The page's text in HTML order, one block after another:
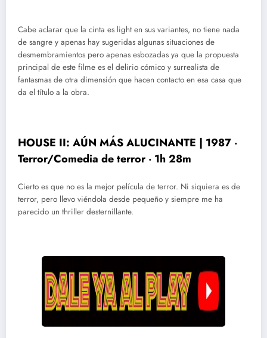
Cabe aclarar que la cinta es light en sus variantes, no tiene nada
de sangre y apenas hay sugeridas algunas situaciones de
desmembramientos pero apenas esbozadas ya que la propuesta
principal de este filme es el delirio cómico y surrealista de
fantasmas de otra dimensión que hacen contacto en esa casa que
da el título a la obra.
HOUSE II: AÚN MÁS ALUCINANTE | 1987 ‧
Terror/Comedia de terror ‧ 1h 28m
Cierto es que no es la mejor película de terror. Ni siquiera es de
terror, pero llevo viéndola desde pequeño y siempre me ha
parecido un thriller desternillante.